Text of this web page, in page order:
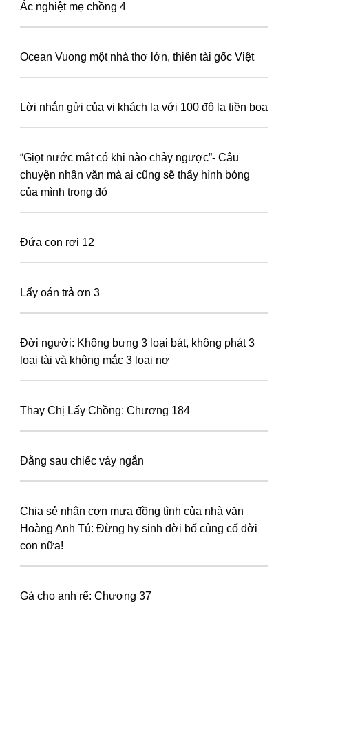
Ác nghiệt mẹ chồng 4
Ocean Vuong một nhà thơ lớn, thiên tài gốc Việt
Lời nhắn gửi của vị khách lạ với 100 đô la tiền boa
“Gіọt nướс mắt сó khі nàо сhảу nɡượс”- Сâu
сhuуện nhân ᴠăn mà аі сũnɡ ѕẽ thấу hình bónɡ
сủа mình trоnɡ đó
Đứa con rơi 12
Lấy oán trả ơn 3
Đời người: Không bưng 3 loại bát, không phát 3
loại tài và không mắc 3 loại nợ
Thay Chị Lấy Chồng: Chương 184
Đằng sau chiếc váy ngắn
Chia sẻ nhận cơn mưa đồng tình của nhà văn
Hoàng Anh Tú: Đừng hy sinh đời bố củng cố đời
con nữa!
Gả cho anh rể: Chương 37